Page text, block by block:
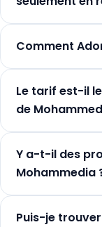
Comment
Le tarif est-il
de
Y a-t-il des
Mohammedia
Puis-je